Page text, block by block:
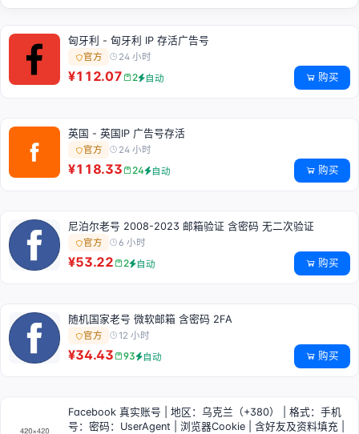
匈牙利 - 匈牙利 IP 存活广告号
官方 24 小时
¥112.07 2 自动 购买
英国 - 英国IP 广告号存活
官方 24 小时
¥118.33 24 自动 购买
尼泊尔老号 2008-2023 邮箱验证 含密码 无二次验证
官方 6 小时
¥53.22 2 自动 购买
随机国家老号 微软邮箱 含密码 2FA
官方 12 小时
¥34.43 93 自动 购买
Facebook 真实账号 | 地区：乌克兰（+380） | 格式：手机
号：密码：UserAgent | 浏览器Cookie | 含好友及资料填充 |